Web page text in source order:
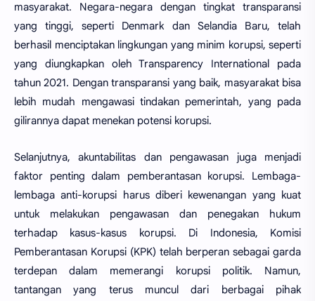
masyarakat. Negara-negara dengan tingkat transparansi
yang tinggi, seperti Denmark dan Selandia Baru, telah
berhasil menciptakan lingkungan yang minim korupsi, seperti
yang diungkapkan oleh Transparency International pada
tahun 2021. Dengan transparansi yang baik, masyarakat bisa
lebih mudah mengawasi tindakan pemerintah, yang pada
gilirannya dapat menekan potensi korupsi.
Selanjutnya, akuntabilitas dan pengawasan juga menjadi
faktor penting dalam pemberantasan korupsi. Lembaga-
lembaga anti-korupsi harus diberi kewenangan yang kuat
untuk melakukan pengawasan dan penegakan hukum
terhadap kasus-kasus korupsi. Di Indonesia, Komisi
Pemberantasan Korupsi (KPK) telah berperan sebagai garda
terdepan dalam memerangi korupsi politik. Namun,
tantangan yang terus muncul dari berbagai pihak